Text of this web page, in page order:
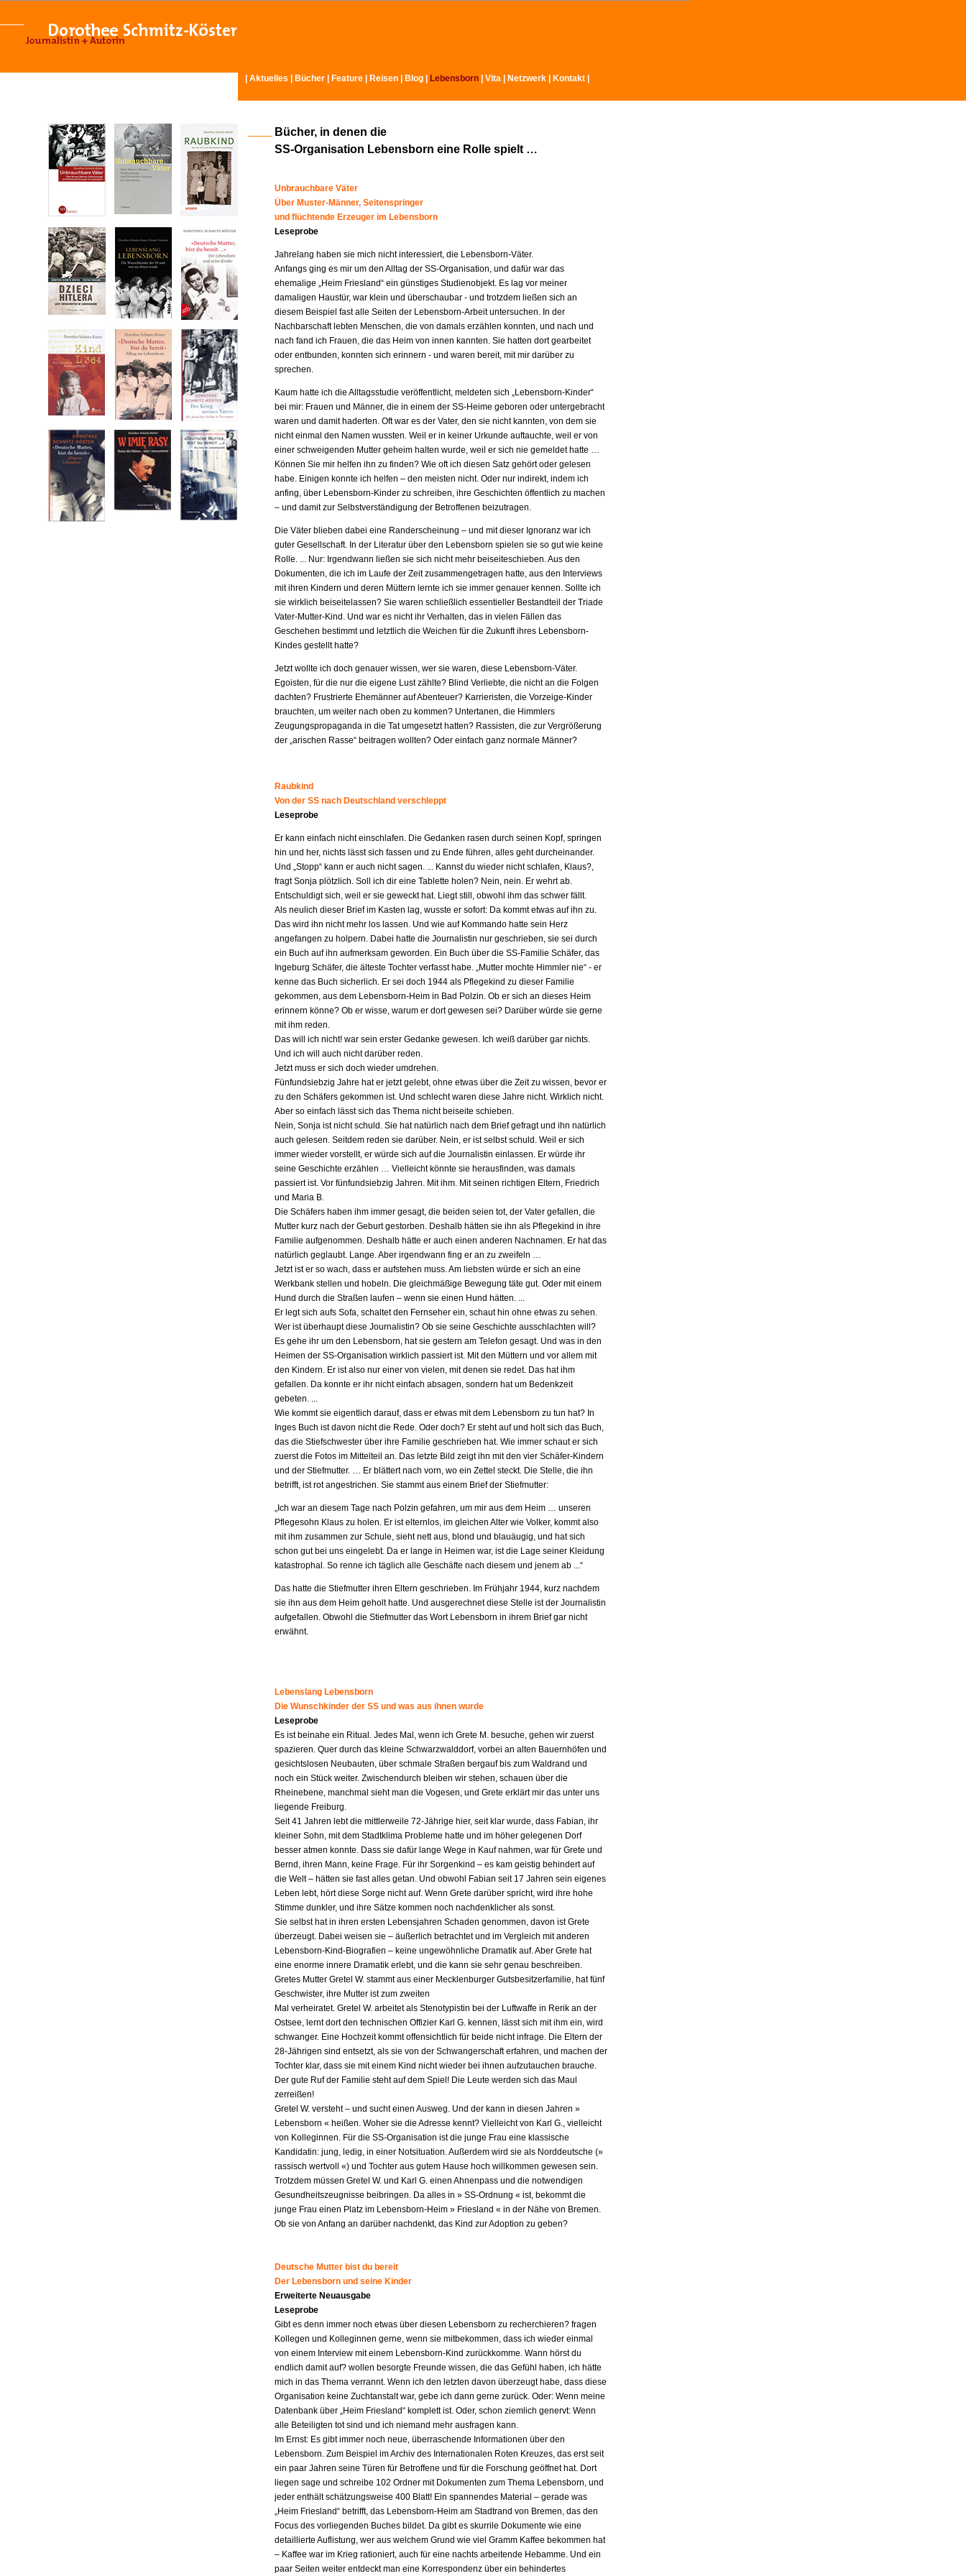
Aktuelles Bücher Feature Reisen Blog Lebensborn Vita Netzwerk Kontakt
Bücher, in denen die
SS-Organisation Lebensborn eine Rolle spielt …
Unbrauchbare Väter
Über Muster-Männer, Seitenspringer
und flüchtende Erzeuger im Lebensborn
Leseprobe
Jahrelang haben sie mich nicht interessiert, die Lebensborn-Väter.
Anfangs ging es mir um den Alltag der SS-Organisation, und dafür war das
ehemalige „Heim Friesland“ ein günstiges Studienobjekt. Es lag vor meiner
damaligen Haustür, war klein und überschaubar - und trotzdem ließen sich an
diesem Beispiel fast alle Seiten der Lebensborn-Arbeit untersuchen. In der
Nachbarschaft lebten Menschen, die von damals erzählen konnten, und nach und
nach fand ich Frauen, die das Heim von innen kannten. Sie hatten dort gearbeitet
oder entbunden, konnten sich erinnern - und waren bereit, mit mir darüber zu
sprechen.
Kaum hatte ich die Alltagsstudie veröffentlicht, meldeten sich „Lebensborn-Kinder“
bei mir: Frauen und Männer, die in einem der SS-Heime geboren oder untergebracht
waren und damit haderten. Oft war es der Vater, den sie nicht kannten, von dem sie
nicht einmal den Namen wussten. Weil er in keiner Urkunde auftauchte, weil er von
einer schweigenden Mutter geheim halten wurde, weil er sich nie gemeldet hatte …
Können Sie mir helfen ihn zu finden? Wie oft ich diesen Satz gehört oder gelesen
habe. Einigen konnte ich helfen – den meisten nicht. Oder nur indirekt, indem ich
anfing, über Lebensborn-Kinder zu schreiben, ihre Geschichten öffentlich zu machen
– und damit zur Selbstverständigung der Betroffenen beizutragen.
Die Väter blieben dabei eine Randerscheinung – und mit dieser Ignoranz war ich
guter Gesellschaft. In der Literatur über den Lebensborn spielen sie so gut wie keine
Rolle. ... Nur: Irgendwann ließen sie sich nicht mehr beiseiteschieben. Aus den
Dokumenten, die ich im Laufe der Zeit zusammengetragen hatte, aus den Interviews
mit ihren Kindern und deren Müttern lernte ich sie immer genauer kennen. Sollte ich
sie wirklich beiseitelassen? Sie waren schließlich essentieller Bestandteil der Triade
Vater-Mutter-Kind. Und war es nicht ihr Verhalten, das in vielen Fällen das
Geschehen bestimmt und letztlich die Weichen für die Zukunft ihres Lebensborn-
Kindes gestellt hatte?
Jetzt wollte ich doch genauer wissen, wer sie waren, diese Lebensborn-Väter.
Egoisten, für die nur die eigene Lust zählte? Blind Verliebte, die nicht an die Folgen
dachten? Frustrierte Ehemänner auf Abenteuer? Karrieristen, die Vorzeige-Kinder
brauchten, um weiter nach oben zu kommen? Untertanen, die Himmlers
Zeugungspropaganda in die Tat umgesetzt hatten? Rassisten, die zur Vergrößerung
der „arischen Rasse“ beitragen wollten? Oder einfach ganz normale Männer?
Raubkind
Von der SS nach Deutschland verschleppt
Leseprobe
Er kann einfach nicht einschlafen. Die Gedanken rasen durch seinen Kopf, springen
hin und her, nichts lässt sich fassen und zu Ende führen, alles geht durcheinander.
Und „Stopp“ kann er auch nicht sagen. ... Kannst du wieder nicht schlafen, Klaus?,
fragt Sonja plötzlich. Soll ich dir eine Tablette holen? Nein, nein. Er wehrt ab.
Entschuldigt sich, weil er sie geweckt hat. Liegt still, obwohl ihm das schwer fällt.
Als neulich dieser Brief im Kasten lag, wusste er sofort: Da kommt etwas auf ihn zu.
Das wird ihn nicht mehr los lassen. Und wie auf Kommando hatte sein Herz
angefangen zu holpern. Dabei hatte die Journalistin nur geschrieben, sie sei durch
ein Buch auf ihn aufmerksam geworden. Ein Buch über die SS-Familie Schäfer, das
Ingeburg Schäfer, die älteste Tochter verfasst habe. „Mutter mochte Himmler nie“ - er
kenne das Buch sicherlich. Er sei doch 1944 als Pflegekind zu dieser Familie
gekommen, aus dem Lebensborn-Heim in Bad Polzin. Ob er sich an dieses Heim
erinnern könne? Ob er wisse, warum er dort gewesen sei? Darüber würde sie gerne
mit ihm reden.
Das will ich nicht! war sein erster Gedanke gewesen. Ich weiß darüber gar nichts.
Und ich will auch nicht darüber reden.
Jetzt muss er sich doch wieder umdrehen.
Fünfundsiebzig Jahre hat er jetzt gelebt, ohne etwas über die Zeit zu wissen, bevor er
zu den Schäfers gekommen ist. Und schlecht waren diese Jahre nicht. Wirklich nicht.
Aber so einfach lässt sich das Thema nicht beiseite schieben.
Nein, Sonja ist nicht schuld. Sie hat natürlich nach dem Brief gefragt und ihn natürlich
auch gelesen. Seitdem reden sie darüber. Nein, er ist selbst schuld. Weil er sich
immer wieder vorstellt, er würde sich auf die Journalistin einlassen. Er würde ihr
seine Geschichte erzählen … Vielleicht könnte sie herausfinden, was damals
passiert ist. Vor fünfundsiebzig Jahren. Mit ihm. Mit seinen richtigen Eltern, Friedrich
und Maria B.
Die Schäfers haben ihm immer gesagt, die beiden seien tot, der Vater gefallen, die
Mutter kurz nach der Geburt gestorben. Deshalb hätten sie ihn als Pflegekind in ihre
Familie aufgenommen. Deshalb hätte er auch einen anderen Nachnamen. Er hat das
natürlich geglaubt. Lange. Aber irgendwann fing er an zu zweifeln …
Jetzt ist er so wach, dass er aufstehen muss. Am liebsten würde er sich an eine
Werkbank stellen und hobeln. Die gleichmäßige Bewegung täte gut. Oder mit einem
Hund durch die Straßen laufen – wenn sie einen Hund hätten. ...
Er legt sich aufs Sofa, schaltet den Fernseher ein, schaut hin ohne etwas zu sehen.
Wer ist überhaupt diese Journalistin? Ob sie seine Geschichte ausschlachten will?
Es gehe ihr um den Lebensborn, hat sie gestern am Telefon gesagt. Und was in den
Heimen der SS-Organisation wirklich passiert ist. Mit den Müttern und vor allem mit
den Kindern. Er ist also nur einer von vielen, mit denen sie redet. Das hat ihm
gefallen. Da konnte er ihr nicht einfach absagen, sondern hat um Bedenkzeit
gebeten. ...
Wie kommt sie eigentlich darauf, dass er etwas mit dem Lebensborn zu tun hat? In
Inges Buch ist davon nicht die Rede. Oder doch? Er steht auf und holt sich das Buch,
das die Stiefschwester über ihre Familie geschrieben hat. Wie immer schaut er sich
zuerst die Fotos im Mittelteil an. Das letzte Bild zeigt ihn mit den vier Schäfer-Kindern
und der Stiefmutter. … Er blättert nach vorn, wo ein Zettel steckt. Die Stelle, die ihn
betrifft, ist rot angestrichen. Sie stammt aus einem Brief der Stiefmutter:
„Ich war an diesem Tage nach Polzin gefahren, um mir aus dem Heim … unseren
Pflegesohn Klaus zu holen. Er ist elternlos, im gleichen Alter wie Volker, kommt also
mit ihm zusammen zur Schule, sieht nett aus, blond und blauäugig, und hat sich
schon gut bei uns eingelebt. Da er lange in Heimen war, ist die Lage seiner Kleidung
katastrophal. So renne ich täglich alle Geschäfte nach diesem und jenem ab ...“
Das hatte die Stiefmutter ihren Eltern geschrieben. Im Frühjahr 1944, kurz nachdem
sie ihn aus dem Heim geholt hatte. Und ausgerechnet diese Stelle ist der Journalistin
aufgefallen. Obwohl die Stiefmutter das Wort Lebensborn in ihrem Brief gar nicht
erwähnt.
Lebenslang Lebensborn
Die Wunschkinder der SS und was aus ihnen wurde
Leseprobe
Es ist beinahe ein Ritual. Jedes Mal, wenn ich Grete M. besuche, gehen wir zuerst
spazieren. Quer durch das kleine Schwarzwalddorf, vorbei an alten Bauernhöfen und
gesichtslosen Neubauten, über schmale Straßen bergauf bis zum Waldrand und
noch ein Stück weiter. Zwischendurch bleiben wir stehen, schauen über die
Rheinebene, manchmal sieht man die Vogesen, und Grete erklärt mir das unter uns
liegende Freiburg.
Seit 41 Jahren lebt die mittlerweile 72-Jährige hier, seit klar wurde, dass Fabian, ihr
kleiner Sohn, mit dem Stadtklima Probleme hatte und im höher gelegenen Dorf
besser atmen konnte. Dass sie dafür lange Wege in Kauf nahmen, war für Grete und
Bernd, ihren Mann, keine Frage. Für ihr Sorgenkind – es kam geistig behindert auf
die Welt – hätten sie fast alles getan. Und obwohl Fabian seit 17 Jahren sein eigenes
Leben lebt, hört diese Sorge nicht auf. Wenn Grete darüber spricht, wird ihre hohe
Stimme dunkler, und ihre Sätze kommen noch nachdenklicher als sonst.
Sie selbst hat in ihren ersten Lebensjahren Schaden genommen, davon ist Grete
überzeugt. Dabei weisen sie – äußerlich betrachtet und im Vergleich mit anderen
Lebensborn-Kind-Biografien – keine ungewöhnliche Dramatik auf. Aber Grete hat
eine enorme innere Dramatik erlebt, und die kann sie sehr genau beschreiben.
Gretes Mutter Gretel W. stammt aus einer Mecklenburger Gutsbesitzerfamilie, hat fünf
Geschwister, ihre Mutter ist zum zweiten
Mal verheiratet. Gretel W. arbeitet als Stenotypistin bei der Luftwaffe in Rerik an der
Ostsee, lernt dort den technischen Offizier Karl G. kennen, lässt sich mit ihm ein, wird
schwanger. Eine Hochzeit kommt offensichtlich für beide nicht infrage. Die Eltern der
28-Jährigen sind entsetzt, als sie von der Schwangerschaft erfahren, und machen der
Tochter klar, dass sie mit einem Kind nicht wieder bei ihnen aufzutauchen brauche.
Der gute Ruf der Familie steht auf dem Spiel! Die Leute werden sich das Maul
zerreißen!
Gretel W. versteht – und sucht einen Ausweg. Und der kann in diesen Jahren »
Lebensborn « heißen. Woher sie die Adresse kennt? Vielleicht von Karl G., vielleicht
von Kolleginnen. Für die SS-Organisation ist die junge Frau eine klassische
Kandidatin: jung, ledig, in einer Notsituation. Außerdem wird sie als Norddeutsche (»
rassisch wertvoll «) und Tochter aus gutem Hause hoch willkommen gewesen sein.
Trotzdem müssen Gretel W. und Karl G. einen Ahnenpass und die notwendigen
Gesundheitszeugnisse beibringen. Da alles in » SS-Ordnung « ist, bekommt die
junge Frau einen Platz im Lebensborn-Heim » Friesland « in der Nähe von Bremen.
Ob sie von Anfang an darüber nachdenkt, das Kind zur Adoption zu geben?
Deutsche Mutter bist du bereit
Der Lebensborn und seine Kinder
Erweiterte Neuausgabe
Leseprobe
Gibt es denn immer noch etwas über diesen Lebensborn zu recherchieren? fragen
Kollegen und Kolleginnen gerne, wenn sie mitbekommen, dass ich wieder einmal
von einem Interview mit einem Lebensborn-Kind zurückkomme. Wann hörst du
endlich damit auf? wollen besorgte Freunde wissen, die das Gefühl haben, ich hätte
mich in das Thema verrannt. Wenn ich den letzten davon überzeugt habe, dass diese
Organisation keine Zuchtanstalt war, gebe ich dann gerne zurück. Oder: Wenn meine
Datenbank über „Heim Friesland“ komplett ist. Oder, schon ziemlich genervt: Wenn
alle Beteiligten tot sind und ich niemand mehr ausfragen kann.
Im Ernst: Es gibt immer noch neue, überraschende Informationen über den
Lebensborn. Zum Beispiel im Archiv des Internationalen Roten Kreuzes, das erst seit
ein paar Jahren seine Türen für Betroffene und für die Forschung geöffnet hat. Dort
liegen sage und schreibe 102 Ordner mit Dokumenten zum Thema Lebensborn, und
jeder enthält schätzungsweise 400 Blatt! Ein spannendes Material – gerade was
„Heim Friesland“ betrifft, das Lebensborn-Heim am Stadtrand von Bremen, das den
Focus des vorliegenden Buches bildet. Da gibt es skurrile Dokumente wie eine
detaillierte Auflistung, wer aus welchem Grund wie viel Gramm Kaffee bekommen hat
– Kaffee war im Krieg rationiert, auch für eine nachts arbeitende Hebamme. Und ein
paar Seiten weiter entdeckt man eine Korrespondenz über ein behindertes